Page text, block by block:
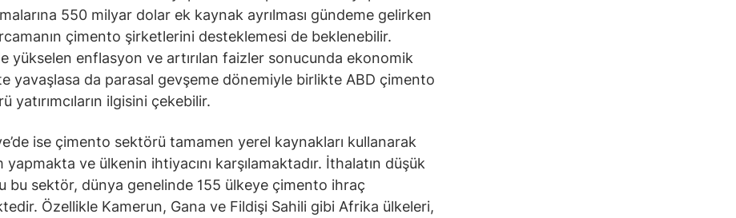
550 milyar dolar ek kaynak ayrılması gündeme gelirken
çimento şirketlerini desteklemesi de beklenebilir.
yükselen enflasyon ve artırılan faizler sonucunda ekonomik
yavaşlasa da parasal gevşeme dönemiyle birlikte ABD çimento
yatırımcıların ilgisini çekebilir.
ise çimento sektörü tamamen yerel kaynakları kullanarak
yapmakta ve ülkenin ihtiyacını karşılamaktadır. İthalatın düşük
bu sektör, dünya genelinde 155 ülkeye çimento ihraç
Özellikle Kamerun, Gana ve Fildişi Sahili gibi Afrika ülkeleri,